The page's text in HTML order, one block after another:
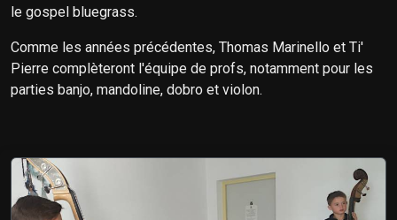
le gospel bluegrass.
Comme les années précédentes, Thomas Marinello et Ti'
Pierre complèteront l'équipe de profs, notamment pour les
parties banjo, mandoline, dobro et violon.